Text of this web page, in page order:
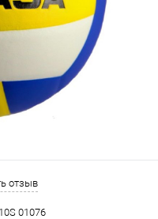
отзыв
01076